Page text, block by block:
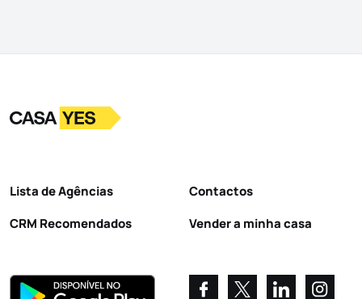
LogoIr para a homepage
Lista de Agências
CRM Recomendados
Contactos
Vender a minha casa